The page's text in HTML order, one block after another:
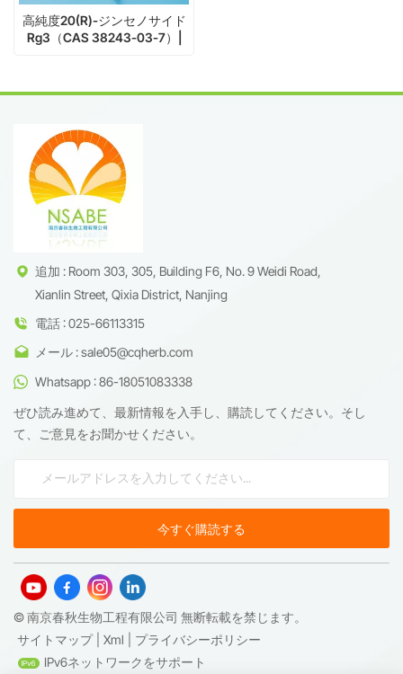
高純度20(R)-ジンセノサイド
Rg3（CAS 38243-03-7）|
追加 : Room 303, 305, Building F6, No. 9 Weidi Road,
Xianlin Street, Qixia District, Nanjing
電話 : 025-66113315
メール : sale05@cqherb.com
Whatsapp : 86-18051083338
ぜひ読み進めて、最新情報を入手し、購読してください。そし
て、ご意見をお聞かせください。
© 南京春秋生物工程有限公司 無断転載を禁じます。
サイトマップ
Xml
プライバシーポリシー
IPv6ネットワークをサポート